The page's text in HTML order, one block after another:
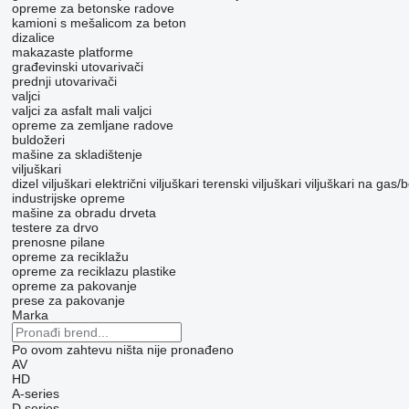
opreme za betonske radove
kamioni s mešalicom za beton
dizalice
makazaste platforme
građevinski utovarivači
prednji utovarivači
valjci
valjci za asfalt mali valjci
opreme za zemljane radove
buldožeri
mašine za skladištenje
viljuškari
dizel viljuškari električni viljuškari terenski viljuškari viljuškari na gas/
industrijske opreme
mašine za obradu drveta
testere za drvo
prenosne pilane
opreme za reciklažu
opreme za reciklazu plastike
opreme za pakovanje
prese za pakovanje
Marka
Po ovom zahtevu ništa nije pronađeno
AV
HD
A-series